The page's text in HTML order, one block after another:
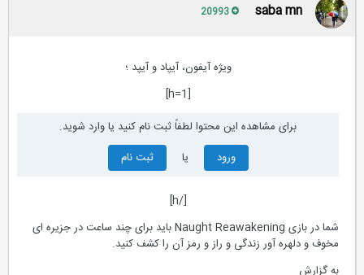
saba mn
وی‍ژه آیفون، آیپاد و آیپد ؛
برای مشاهده این محتوا لطفاً ثبت نام کنید یا وارد شوید.
ورود
ثبت نام
شما در بازی Naught Reawakening باید برای چند ساعت در جزیره ای
مخوف و دلهره آور زندگی و راز و رمز آن را کشف کنید.
به گزارش